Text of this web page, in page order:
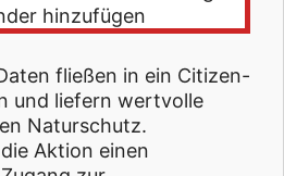
hinzufügen
fließen in ein Citizen-
und liefern wertvolle
Naturschutz.
Aktion einen